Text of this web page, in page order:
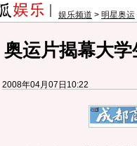
娱乐频道 > 明星奥运
奥运片揭幕大
2008年04月07日10:22